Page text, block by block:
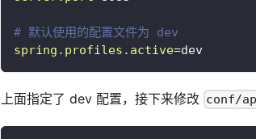
# 默认使用的配置文件为 dev
spring.profiles.active=dev
上面指定了 dev 配置，接下来修改 conf/